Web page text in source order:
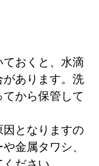
おくと、水滴
あります。洗
から保管して
となりますの
金属タワシ、